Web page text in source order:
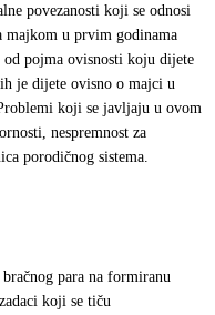
povezanosti koji se odnosi
majkom u prvim godinama
pojma ovisnosti koju dijete
je dijete ovisno o majci u
koji se javljaju u ovom
nespremnost za
porodičnog sistema.
para na formiranu
koji se tiču